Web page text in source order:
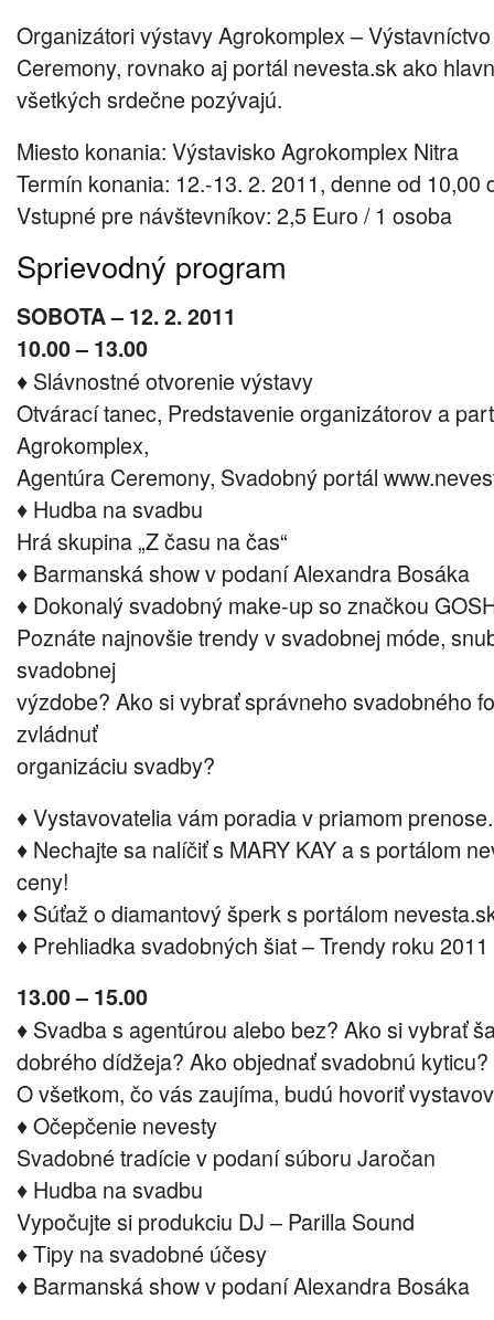
Organizátori výstavy Agrokomplex –
Ceremony, rovnako aj portál nevesta.sk ako
všetkých srdečne pozývajú.
Miesto konania: Výstavisko Agrokomplex Nitra
Termín konania: 12.-13. 2. 2011, denne od 10,00
Vstupné pre návštevníkov: 2,5 Euro / 1 osoba
Sprievodný program
SOBOTA – 12. 2. 2011
10.00 – 13.00
♦ Slávnostné otvorenie výstavy
Otvárací tanec, Predstavenie organizátorov a
Agrokomplex,
Agentúra Ceremony, Svadobný portál
♦ Hudba na svadbu
Hrá skupina „Z času na čas“
♦ Barmanská show v podaní Alexandra Bosáka
♦ Dokonalý svadobný make-up so značkou
Poznáte najnovšie trendy v svadobnej móde,
svadobnej
výzdobe? Ako si vybrať správneho svadobného
zvládnuť
organizáciu svadby?
♦ Vystavovatelia vám poradia v priamom prenose.
♦ Nechajte sa nalíčiť s MARY KAY a s portálom
ceny!
♦ Súťaž o diamantový šperk s portálom
♦ Prehliadka svadobných šiat – Trendy roku 2011
13.00 – 15.00
♦ Svadba s agentúrou alebo bez? Ako si vybrať
dobrého dídžeja? Ako objednať svadobnú kyticu?
O všetkom, čo vás zaujíma, budú hovoriť
♦ Očepčenie nevesty
Svadobné tradície v podaní súboru Jaročan
♦ Hudba na svadbu
Vypočujte si produkciu DJ – Parilla Sound
♦ Tipy na svadobné účesy
♦ Barmanská show v podaní Alexandra Bosáka